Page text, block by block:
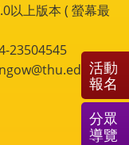
以上版本 ( 螢幕最
23504545
活動
報名
分眾
導覽